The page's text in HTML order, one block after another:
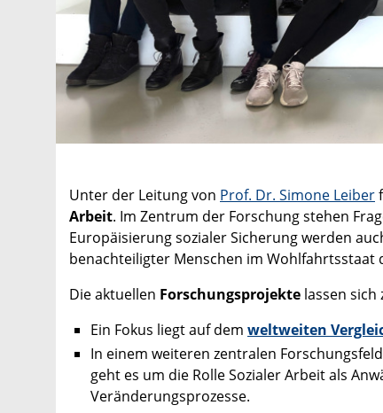
Unter der Leitung von Prof. Dr. Simone Leiber
Arbeit. Im Zentrum der Forschung stehen
Europäisierung sozialer Sicherung werden
benachteiligter Menschen im Wohlfahrtsstaat
Die aktuellen Forschungsprojekte lassen sich
Ein Fokus liegt auf dem weltweiten
In einem weiteren zentralen
geht es um die Rolle Sozialer Arbeit als
Veränderungsprozesse.​​​